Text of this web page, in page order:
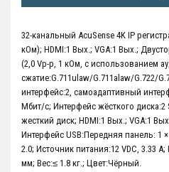
32-канальный AcuSense 4K IP
кОм); HDMI:1 Вых.; VGA:1 Вых.;
(2,0 Vp-p, 1 кОм, с использованием
сжатие:G.711ulaw/G.711alaw/G.722/
интерфейс:2, самоадаптивный
Мбит/с; Интерфейс жёсткого диска:2
жесткий диск; HDMI:1 Вых.; VGA:1
Интерфейс USB:Передняя панель: 1
2.0; Источник питания:12 VDC, 3.33
мм; Вес:≤ 1.8 кг.; Цвет:Чёрный.